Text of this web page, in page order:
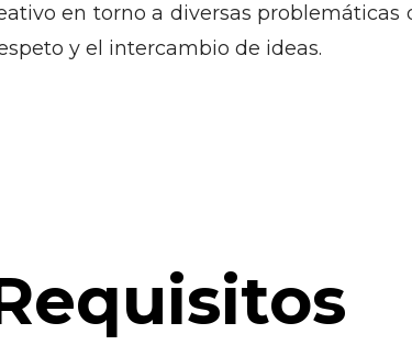
en torno a diversas
y el intercambio de ideas.